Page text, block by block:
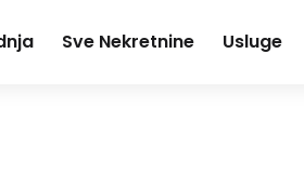
Sve Nekretnine Usluge